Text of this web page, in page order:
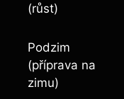
(růst)
Podzim
(příprava na
zimu)